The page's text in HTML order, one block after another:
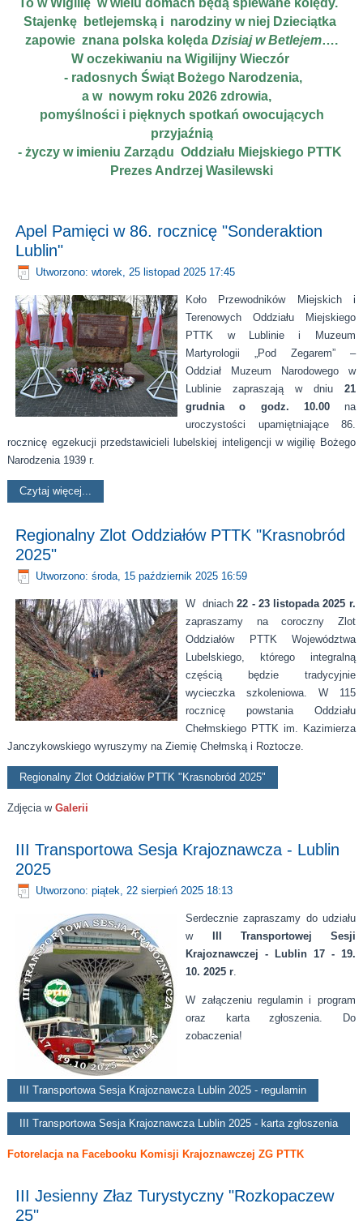
To w Wigilię w wielu domach będą śpiewane kolędy.
Stajenkę betlejemską i narodziny w niej Dzieciątka
zapowie znana polska kolęda Dzisiaj w Betlejem….
W oczekiwaniu na Wigilijny Wieczór
- radosnych Świąt Bożego Narodzenia,
a w nowym roku 2026 zdrowia,
pomyślności i pięknych spotkań owocujących
przyjaźnią
- życzy w imieniu Zarządu Oddziału Miejskiego PTTK
Prezes Andrzej Wasilewski
Apel Pamięci w 86. rocznicę "Sonderaktion
Lublin"
Utworzono: wtorek, 25 listopad 2025 17:45
Koło Przewodników Miejskich i
Terenowych Oddziału Miejskiego
PTTK w Lublinie i Muzeum
Martyrologii „Pod Zegarem” –
Oddział Muzeum Narodowego w
Lublinie zapraszają w dniu 21
grudnia o godz. 10.00na
uroczystości upamiętniające 86.
rocznicę egzekucji przedstawicieli lubelskiej inteligencji w wigilię Bożego
Narodzenia 1939 r.
Czytaj więcej...
Regionalny Zlot Oddziałów PTTK "Krasnobród
2025"
Utworzono: środa, 15 październik 2025 16:59
W dniach22 - 23 listopada 2025 r.
zapraszamy na coroczny Zlot
Oddziałów PTTK Województwa
Lubelskiego, którego integralną
częścią będzie tradycyjnie
wycieczka szkoleniowa. W 115
rocznicę powstania Oddziału
Chełmskiego PTTK im. Kazimierza
Janczykowskiego wyruszymy na Ziemię Chełmską i Roztocze.
Regionalny Zlot Oddziałów PTTK "Krasnobród 2025"
Zdjęcia w Galerii
III Transportowa Sesja Krajoznawcza - Lublin
2025
Utworzono: piątek, 22 sierpień 2025 18:13
Serdecznie zapraszamy do udziału
w
III Transportowej Sesji
Krajoznawczej - Lublin 17 - 19.
10. 2025 r.
W załączeniu regulamin i program
oraz karta zgłoszenia. Do
zobaczenia!
III Transportowa Sesja Krajoznawcza Lublin 2025 - regulamin
III Transportowa Sesja Krajoznawcza Lublin 2025 - karta zgłoszenia
Fotorelacja na Facebooku Komisji Krajoznawczej ZG PTTK
III Jesienny Złaz Turystyczny "Rozkopaczew
25"